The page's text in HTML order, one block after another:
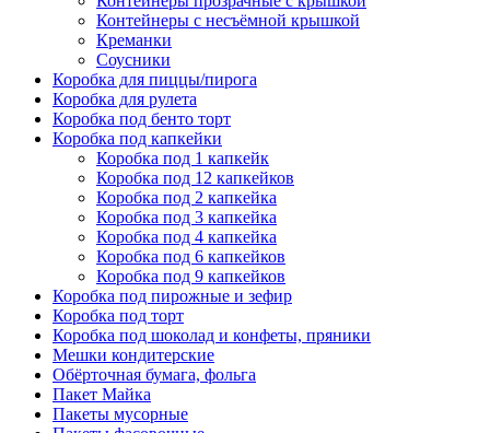
Контейнеры с несъёмной крышкой
Креманки
Соусники
Коробка для пиццы/пирога
Коробка для рулета
Коробка под бенто торт
Коробка под капкейки
Коробка под 1 капкейк
Коробка под 12 капкейков
Коробка под 2 капкейка
Коробка под 3 капкейка
Коробка под 4 капкейка
Коробка под 6 капкейков
Коробка под 9 капкейков
Коробка под пирожные и зефир
Коробка под торт
Коробка под шоколад и конфеты, пряники
Мешки кондитерские
Обёрточная бумага, фольга
Пакет Майка
Пакеты мусорные